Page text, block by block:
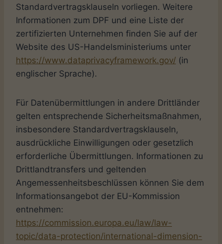
Standardvertragsklauseln vorliegen. Weitere
Informationen zum DPF und eine Liste der
zertifizierten Unternehmen finden Sie auf der
Website des US-Handelsministeriums unter
https://www.dataprivacyframework.gov/ (in
englischer Sprache).
Für Datenübermittlungen in andere Drittländer
gelten entsprechende Sicherheitsmaßnahmen,
insbesondere Standardvertragsklauseln,
ausdrückliche Einwilligungen oder gesetzlich
erforderliche Übermittlungen. Informationen zu
Drittlandtransfers und geltenden
Angemessenheitsbeschlüssen können Sie dem
Informationsangebot der EU-Kommission
entnehmen:
https://commission.europa.eu/law/law-
topic/data-protection/international-dimension-